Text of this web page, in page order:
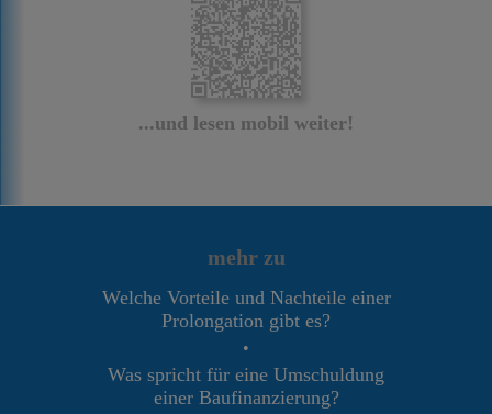
...und lesen mobil weiter!
mehr zu
Welche Vorteile und Nachteile einer
Prolongation gibt es?
•
Was spricht für eine Umschuldung
einer Baufinanzierung?